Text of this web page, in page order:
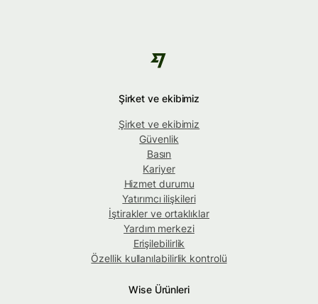
Şirket ve ekibimiz
Şirket ve ekibimiz
Güvenlik
Basın
Kariyer
Hizmet durumu
Yatırımcı ilişkileri
İştirakler ve ortaklıklar
Yardım merkezi
Erişilebilirlik
Özellik kullanılabilirlik kontrolü
Wise Ürünleri